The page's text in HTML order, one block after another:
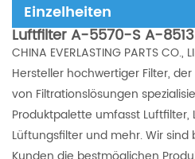
Einzelheiten
Luftfilter A-5570-S A-
CHINA EVERLASTING PARTS
Hersteller hochwertiger Filter,
von Filtrationslösungen
Produktpalette umfasst Luftfilter,
Lüftungsfilter und mehr. Wir